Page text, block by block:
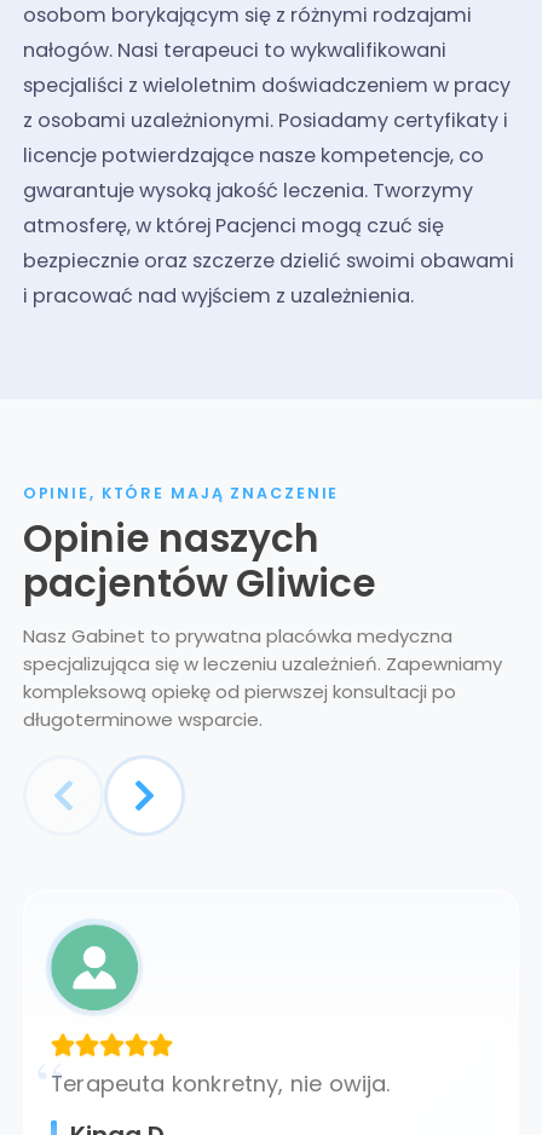
osobom borykającym się z różnymi rodzajami
nałogów. Nasi terapeuci to wykwalifikowani
specjaliści z wieloletnim doświadczeniem w pracy
z osobami uzależnionymi. Posiadamy certyfikaty i
licencje potwierdzające nasze kompetencje, co
gwarantuje wysoką jakość leczenia. Tworzymy
atmosferę, w której Pacjenci mogą czuć się
bezpiecznie oraz szczerze dzielić swoimi obawami
i pracować nad wyjściem z uzależnienia.
OPINIE, KTÓRE MAJĄ ZNACZENIE
Opinie naszych
pacjentów Gliwice
Nasz Gabinet to prywatna placówka medyczna
specjalizująca się w leczeniu uzależnień. Zapewniamy
kompleksową opiekę od pierwszej konsultacji po
długoterminowe wsparcie.
Terapeuta konkretny, nie owija.